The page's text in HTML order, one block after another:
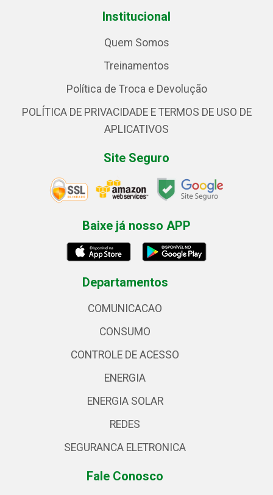
Institucional
Quem Somos
Treinamentos
Política de Troca e Devolução
POLÍTICA DE PRIVACIDADE E TERMOS DE USO DE
APLICATIVOS
Site Seguro
Baixe já nosso APP
Departamentos
COMUNICACAO
CONSUMO
CONTROLE DE ACESSO
ENERGIA
ENERGIA SOLAR
REDES
SEGURANCA ELETRONICA
Fale Conosco